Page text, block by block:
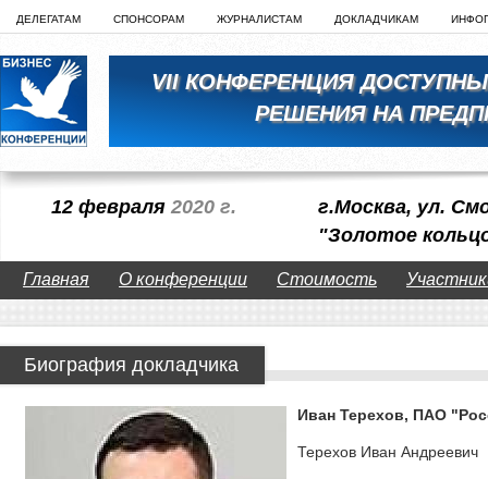
ДЕЛЕГАТАМ СПОНСОРАМ ЖУРНАЛИСТАМ ДОКЛАДЧИКАМ
VII КОНФЕРЕНЦИЯ
РЕШЕНИЯ НА
12 февраля 2020 г.
г.Москва, ул.
"Золотое
Главная О конференции Стоимость
Биография докладчика
Иван Терехов, ПАО
Терехов Иван Андреевич